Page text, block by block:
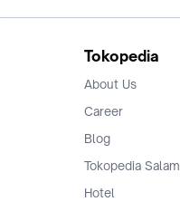
Tokopedia
About Us
Career
Blog
Tokopedia Salam
Hotel